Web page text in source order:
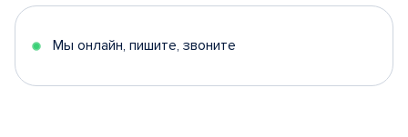
5
Мы онлайн, пишите, звоните